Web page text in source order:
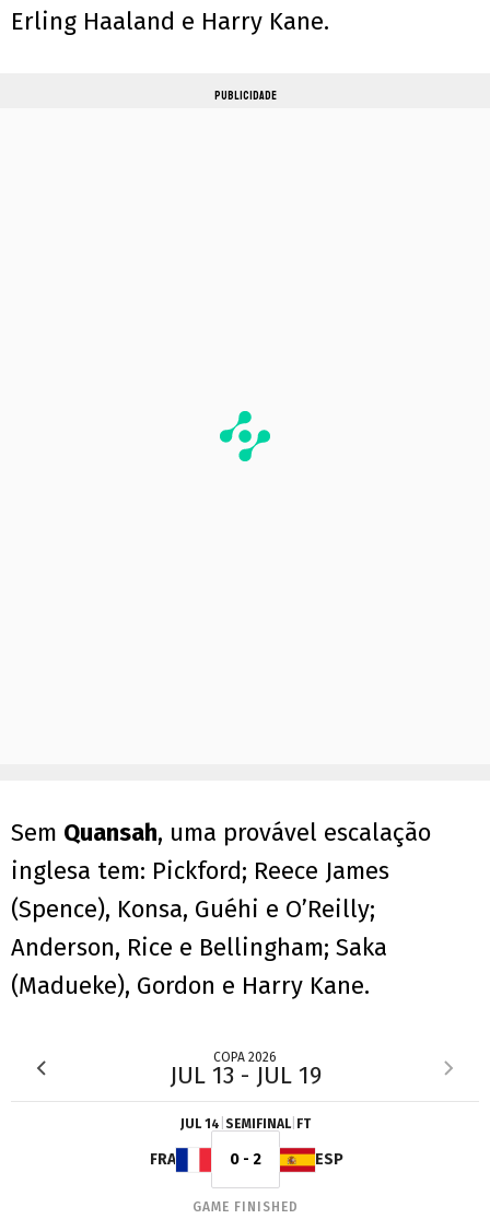
Erling Haaland e Harry Kane.
PUBLICIDADE
Sem Quansah, uma provável escalação
inglesa tem: Pickford; Reece James
(Spence), Konsa, Guéhi e O’Reilly;
Anderson, Rice e Bellingham; Saka
(Madueke), Gordon e Harry Kane.